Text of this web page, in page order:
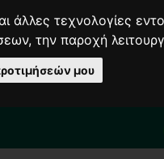
άλλες τεχνολογίες
την παροχή
μου
Επαγγελματικά
Για το διάστημα